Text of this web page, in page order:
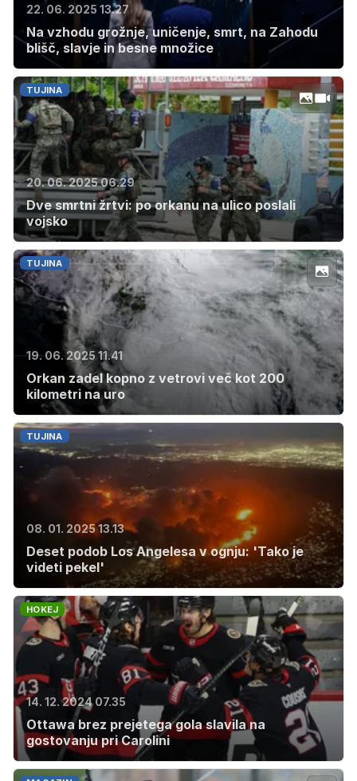
22. 06. 2025 13.27
Na vzhodu grožnje, uničenje, smrt, na Zahodu
blišč, slavje in besne množice
TUJINA
20. 06. 2025 06.29
Dve smrtni žrtvi: po orkanu na ulico poslali
vojsko
TUJINA
19. 06. 2025 11.41
Orkan zadel kopno z vetrovi več kot 200
kilometri na uro
TUJINA
08. 01. 2025 13.13
Deset podob Los Angelesa v ognju: 'Tako je
videti pekel'
HOKEJ
14. 12. 2024 07.35
Ottawa brez prejetega gola slavila na
gostovanju pri Carolini